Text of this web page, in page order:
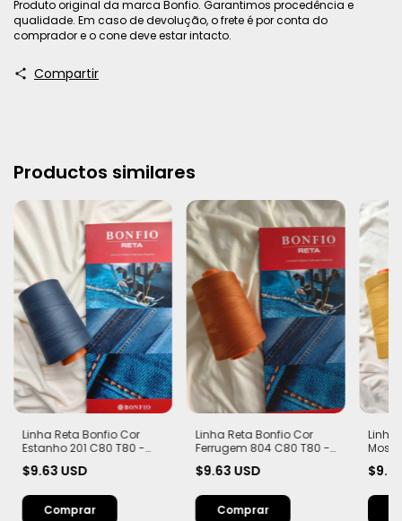
Produto original da marca Bonfio. Garantimos procedência e
qualidade. Em caso de devolução, o frete é por conta do
comprador e o cone deve estar intacto.
Compartir
Productos similares
Linha Reta Bonfio Cor
Estanho 201 C80 T80 -
Carretel com 5000m
$9.63 USD
Linha Reta Bonfio Cor
Ferrugem 804 C80 T80 -
Carretel com 5000m
$9.63 USD
Linha